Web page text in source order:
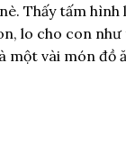
Thấy tấm hình
lo cho con như
một vài món đồ